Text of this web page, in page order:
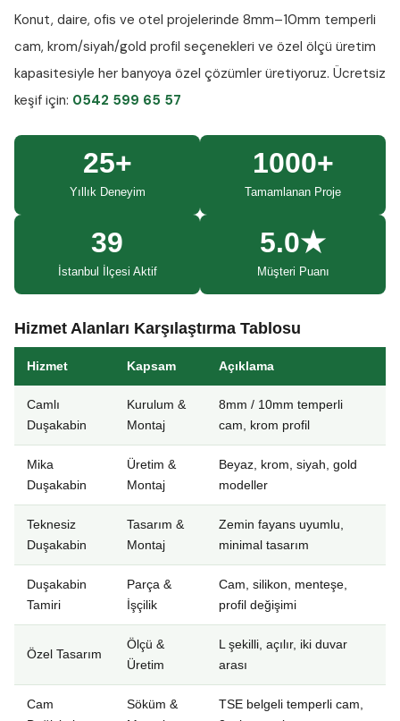
Konut, daire, ofis ve otel projelerinde 8mm–10mm temperli
cam, krom/siyah/gold profil seçenekleri ve özel ölçü üretim
kapasitesiyle her banyoya özel çözümler üretiyoruz. Ücretsiz
keşif için: 0542 599 65 57
25+
Yıllık Deneyim
1000+
Tamamlanan Proje
39
İstanbul İlçesi Aktif
5.0★
Müşteri Puanı
Hizmet Alanları Karşılaştırma Tablosu
Hizmet Kapsam Açıklama
Camlı
Duşakabin
Kurulum &
Montaj
8mm / 10mm temperli
cam, krom profil
Mika
Duşakabin
Üretim &
Montaj
Beyaz, krom, siyah, gold
modeller
Teknesiz
Duşakabin
Tasarım &
Montaj
Zemin fayans uyumlu,
minimal tasarım
Duşakabin
Tamiri
Parça &
İşçilik
Cam, silikon, menteşe,
profil değişimi
Özel Tasarım
Ölçü &
Üretim
L şekilli, açılır, iki duvar
arası
Cam
Söküm &
TSE belgeli temperli cam,